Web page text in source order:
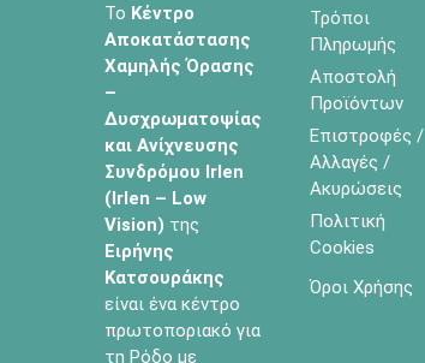
Το Κέντρο
Αποκατάστασης
Χαμηλής Όρασης
–
Δυσχρωματοψίας
και Ανίχνευσης
Συνδρόμου Irlen
(Irlen – Low
Vision) της
Ειρήνης
Κατσουράκης
είναι ένα κέντρο
πρωτοποριακό για
τη Ρόδο με
Τρόποι
Πληρωμής
Αποστολή
Προϊόντων
Επιστροφές /
Αλλαγές /
Ακυρώσεις
Πολιτική
Cookies
Όροι Χρήσης